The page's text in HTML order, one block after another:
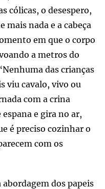
cólicas, o desespero,
mais nada e a cabeça
em que o corpo
a metros do
das crianças
viu cavalo, vivo ou
com a crina
e gira no ar,
é preciso cozinhar o
com os
abordagem dos papeis